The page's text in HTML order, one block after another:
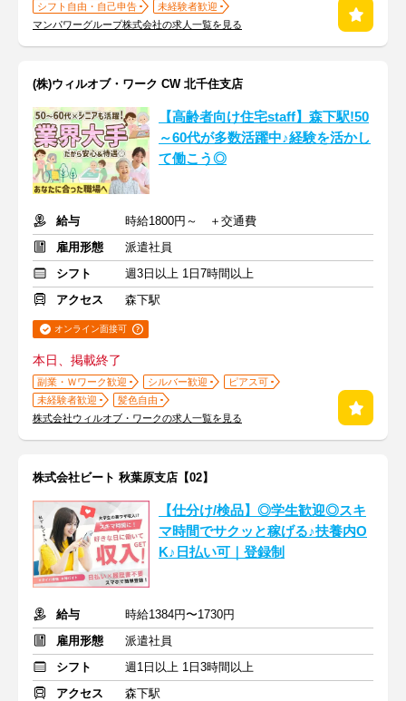
シフト自由・自己申告
未経験者歓迎
マンパワーグループ株式会社の求人一覧を見る
(株)ウィルオブ・ワーク CW 北千住支店
【高齢者向け住宅staff】森下駅!50
～60代が多数活躍中♪経験を活かし
て働こう◎
給与
時給1800円～ ＋交通費
雇用形態
派遣社員
シフト
週3日以上 1日7時間以上
アクセス
森下駅
オンライン面接可
本日、掲載終了
副業・Ｗワーク歓迎 シルバー歓迎
ピアス可
未経験者歓迎
髪色自由
株式会社ウィルオブ・ワークの求人一覧を見る
株式会社ビート 秋葉原支店【02】
【仕分け/検品】◎学生歓迎◎スキ
マ時間でサクッと稼げる♪扶養内O
K♪日払い可｜登録制
給与
時給1384円〜1730円
雇用形態
派遣社員
シフト
週1日以上 1日3時間以上
アクセス
森下駅